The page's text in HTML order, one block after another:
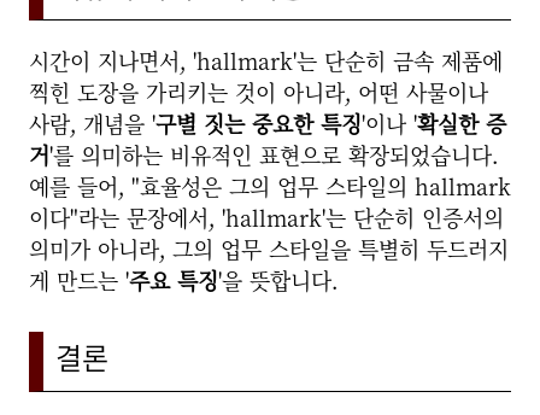
시간이 지나면서, 'hallmark'는 단순히 금속 제품에
찍힌 도장을 가리키는 것이 아니라, 어떤 사물이나
사람, 개념을 '구별 짓는 중요한 특징'이나 '확실한 증
거'를 의미하는 비유적인 표현으로 확장되었습니다.
예를 들어, "효율성은 그의 업무 스타일의 hallmark
이다"라는 문장에서, 'hallmark'는 단순히 인증서의
의미가 아니라, 그의 업무 스타일을 특별히 두드러지
게 만드는 '주요 특징'을 뜻합니다.
결론